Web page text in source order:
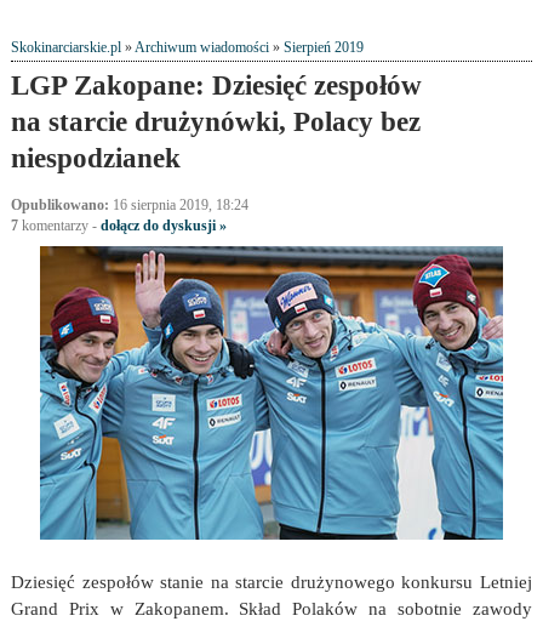
Skokinarciarskie.pl»Archiwum wiadomości» Sierpień 2019
LGP Zakopane: Dziesięć zespołów
na starcie drużynówki, Polacy bez
niespodzianek
Opublikowano: 16 sierpnia 2019, 18:24
7komentarzy- dołącz do dyskusji »
Dziesięć zespołów stanie na starcie drużynowego konkursu Letniej
Grand Prix w Zakopanem. Skład Polaków na sobotnie zawody